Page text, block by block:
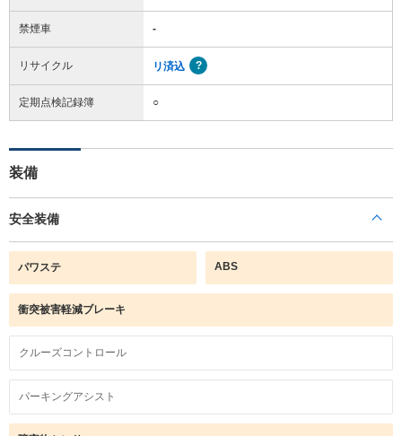
禁煙車 -
リサイクル リ済込
定期点検記録簿 ○
装備
安全装備
パワステ ABS
衝突被害軽減ブレーキ
クルーズコントロール
パーキングアシスト